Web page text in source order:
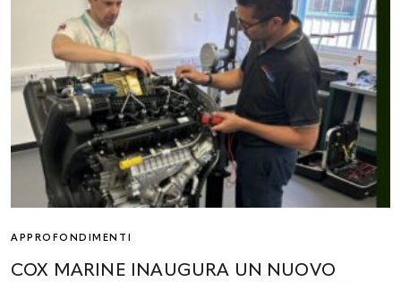
APPROFONDIMENTI
COX MARINE INAUGURA UN NUOVO